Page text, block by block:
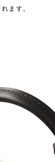
ます。